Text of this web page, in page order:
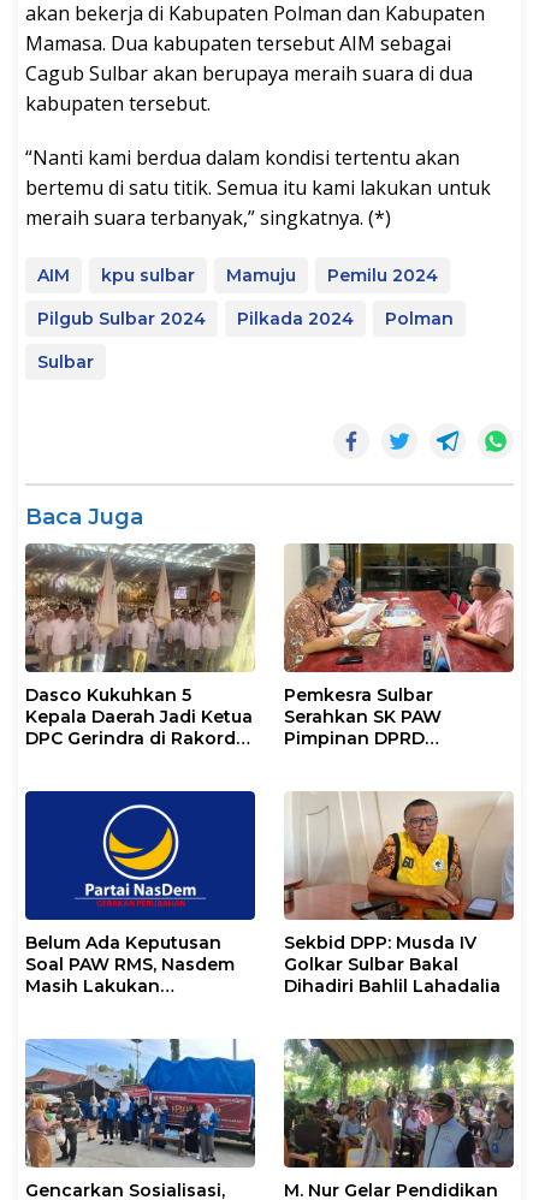
akan bekerja di Kabupaten Polman dan Kabupaten
Mamasa. Dua kabupaten tersebut AIM sebagai
Cagub Sulbar akan berupaya meraih suara di dua
kabupaten tersebut.
“Nanti kami berdua dalam kondisi tertentu akan
bertemu di satu titik. Semua itu kami lakukan untuk
meraih suara terbanyak,” singkatnya. (*)
AIM kpu sulbar Mamuju
Pemilu 2024
Pilgub Sulbar 2024
Pilkada 2024
Polman
Sulbar
Baca Juga
Dasco Kukuhkan 5
Kepala Daerah Jadi Ketua
DPC Gerindra di Rakorda
Pemkesra Sulbar
Serahkan SK PAW
Pimpinan DPRD
Belum Ada Keputusan
Soal PAW RMS, Nasdem
Masih Lakukan
Sekbid DPP: Musda IV
Golkar Sulbar Bakal
Dihadiri Bahlil Lahadalia
Gencarkan Sosialisasi, M. Nur Gelar Pendidikan